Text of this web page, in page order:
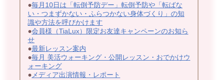
●毎月10日は「転倒予防デー」転倒予防や「転ばな
い・つまずかない・ふらつかない身体づくり」の知
識や方法を呼びかけます
●会員様（TiaLux）限定お友達キャンペーンのお知ら
せ
●最新レッスン案内
●毎月 美活ウォーキング・公開レッスン・おでかけウ
ォーキング
● メディア出演情報・レポート